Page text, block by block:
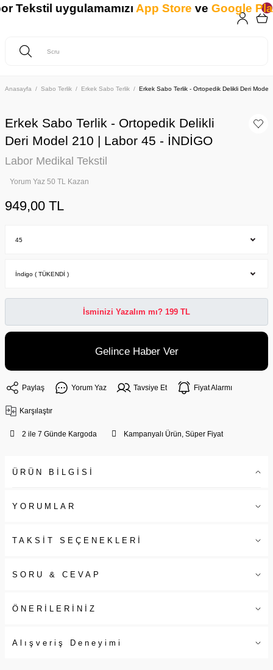
Anasayfa Sabo Terlik Erkek Sabo Terlik Erkek Sabo Terlik - Ortopedik Delikli Deri
Erkek Sabo Terlik - Ortopedik Delikli
Deri Model 210 | Labor 45 - İNDİGO
Labor Medikal Tekstil
Yorum Yaz 50 TL Kazan
949,00 TL
İsminizi Yazalım mı? 199 TL
Gelince Haber Ver
Paylaş Yorum Yaz Tavsiye Et Fiyat Alarmı
Karşılaştır
2 ile 7 Günde Kargoda Kampanyalı Ürün, Süper Fiyat
ÜRÜN BİLGİSİ
YORUMLAR
TAKSİT SEÇENEKLERİ
SORU & CEVAP
ÖNERİLERİNİZ
Alışveriş Deneyimi
uygulamamızıApp StoreveGoogle Play